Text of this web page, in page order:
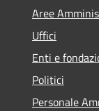
Aree
Uffici
Enti e
Politici
Personale